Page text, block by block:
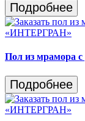
Подробнее
Пол из мрамора с
Подробнее